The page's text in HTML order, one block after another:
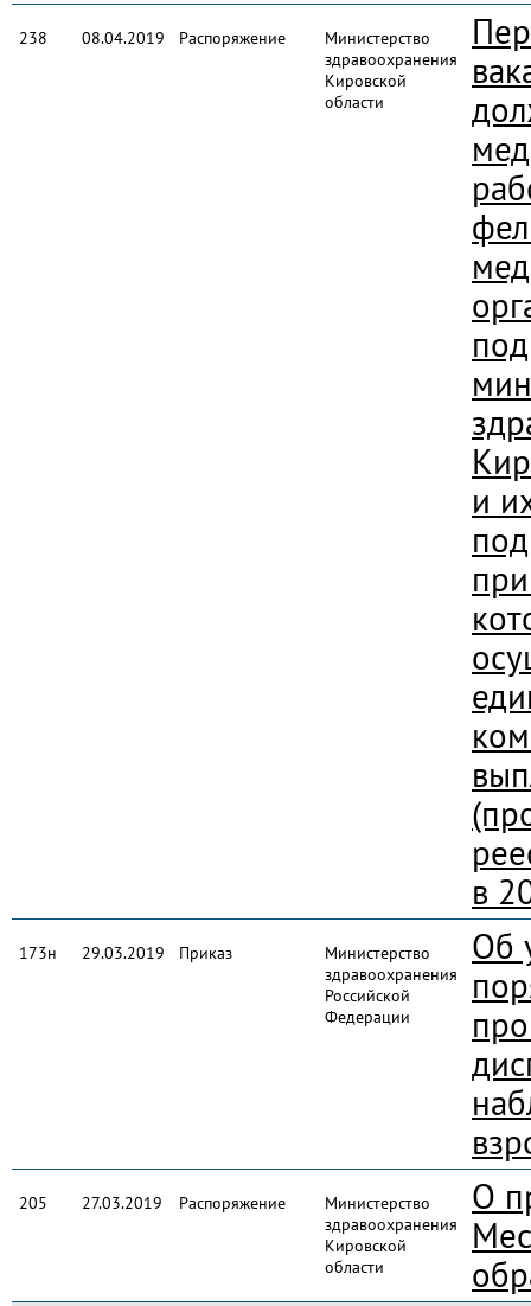
238 08.04.2019 Распоряжение
Министерство
здравоохранения
Кировской
области
и
в
173н 29.03.2019 Приказ
Министерство
здравоохранения
Российской
Федерации
Об
205 27.03.2019 Распоряжение
Министерство
здравоохранения
Кировской
области
О